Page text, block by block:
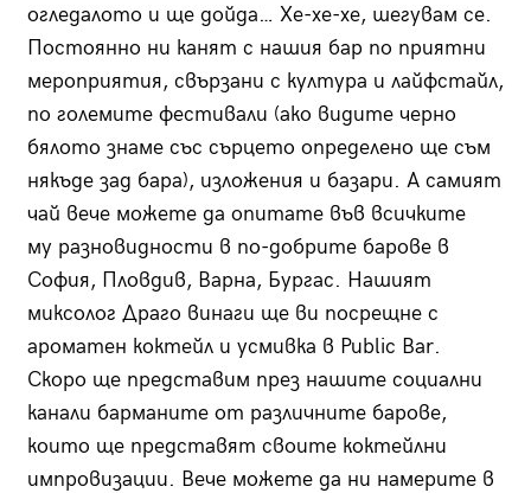
огледалото и ще дойда… Хе-хе-хе, шегувам се.
Постоянно ни канят с нашия бар по приятни
мероприятия, свързани с култура и лайфстайл,
по големите фестивали (ако видите черно
бялото знаме със сърцето определено ще съм
някъде зад бара), изложения и базари. А самият
чай вече можете да опитате във всичките
му разновидности в по-добрите барове в
София, Пловдив, Варна, Бургас. Нашият
миксолог Драго винаги ще ви посрещне с
ароматен коктейл и усмивка в Public Bar.
Скоро ще представим през нашите социални
канали барманите от различните барове,
които ще представят своите коктейлни
импровизации. Вече можете да ни намерите в